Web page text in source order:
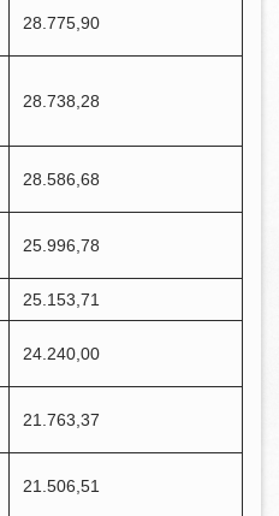
28.775,90
28.738,28
28.586,68
25.996,78
25.153,71
24.240,00
21.763,37
21.506,51